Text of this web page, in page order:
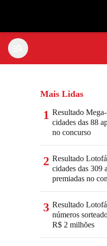
Mais Lidas
1 Resultado
cidades das 88
no concurso
2 Resultado
cidades das 309
premiadas no
3 Resultado
números
R$ 2 milhões